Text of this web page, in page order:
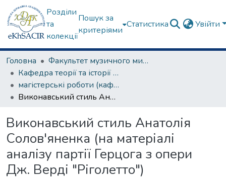
Розділи
та
колекції
Пошук за
критеріями
Статистика Увійти
Головна
Факультет музичного мистецтва
Кафедра теорії та історії музики
магістерські роботи (кафедра теорії та історії музики)
Виконавський стиль Анатолія Солов'яненка (на матеріалі аналізу партії Герцога з опери Дж. Верді "Ріголетто")
Виконавський стиль Анатолія
Солов'яненка (на матеріалі
аналізу партії Герцога з опери
Дж. Верді "Ріголетто")